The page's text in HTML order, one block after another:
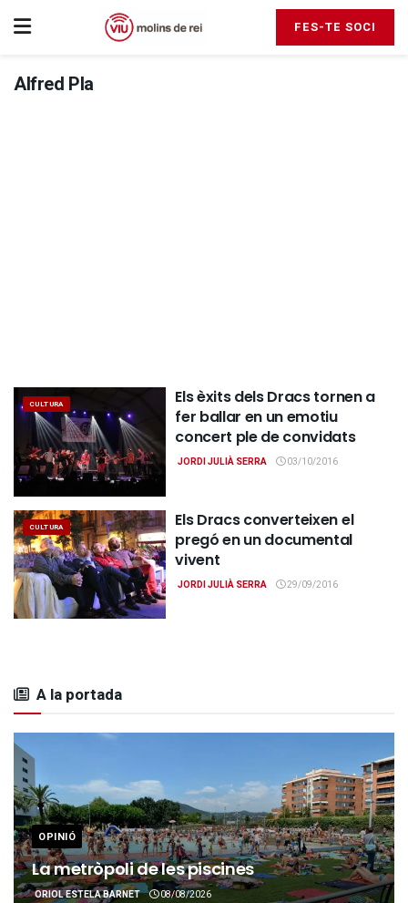
FES-TE SOCI
Alfred Pla
CULTURA
Els èxits dels Dracs tornen a
fer ballar en un emotiu
concert ple de convidats
JORDI JULIÀ SERRA 03/10/2016
CULTURA
Els Dracs converteixen el
pregó en un documental
vivent
JORDI JULIÀ SERRA 29/09/2016
A la portada
OPINIÓ
La metròpoli de les piscines
ORIOL ESTELA BARNET 08/08/2026